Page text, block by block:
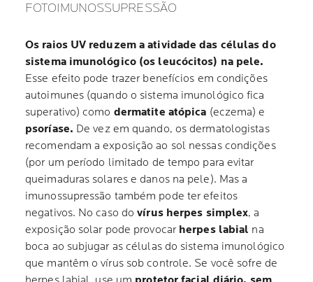
FOTOIMUNOSSUPRESSÃO
Os raios UV reduzem a atividade das células do
sistema imunológico (os leucócitos) na pele.
Esse efeito pode trazer benefícios em condições
autoimunes (quando o sistema imunológico fica
superativo) como dermatite atópica (eczema) e
psoríase. De vez em quando, os dermatologistas
recomendam a exposição ao sol nessas condições
(por um período limitado de tempo para evitar
queimaduras solares e danos na pele). Mas a
imunossupressão também pode ter efeitos
negativos. No caso dovírus herpes simplex, a
exposição solar pode provocar herpes labial na
boca ao subjugar as células do sistema imunológico
que mantêm o vírus sob controle. Se você sofre de